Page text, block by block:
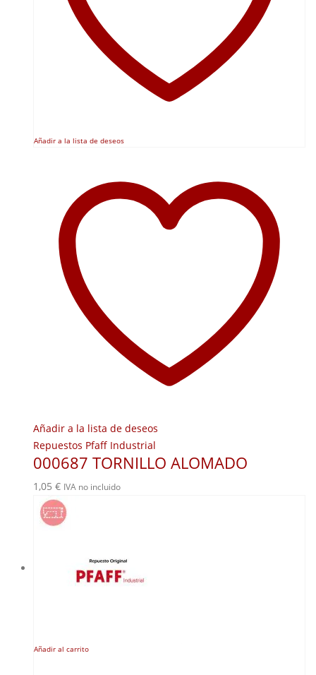
Añadir a la lista de deseos
Añadir a la lista de deseos
Repuestos Pfaff Industrial
000687 TORNILLO ALOMADO
1,05 € IVA no incluido
Añadir al carrito